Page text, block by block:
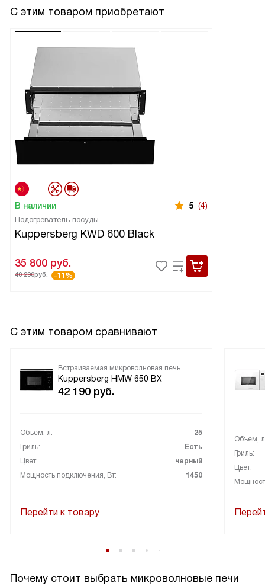
планирование готовки удобным, автоматические
программы помогают подобрать режим без лишних
мыслей. Детский замок дает спокойствие, когда в доме
маленькие дети — случайного включения не бывает.
Встраиваемый формат и левое открывание дверцы
упростили интеграцию в кухню. В общем, прибор
оправдал мои ожидания: он надежен, прост в управлении
и действительно экономит время при готовке.
Рекомендую тем, кто ценит удобство и результат без
лишних хлопот!
С этим товаром приобретают
В наличии 5 (4)
Подогреватель посуды
Kuppersberg KWD 600 Black
35 800 руб.
40 290руб. -11%
С этим товаром сравнивают
Встраиваемая микроволновая печь
Kuppersberg HMW 650 BX
42 190 руб.
Объем, л:
25
Гриль:
Есть
Цвет:
черный
Мощность подключения, Вт:
1450
Перейти к товару
Объем,
Гриль:
Цвет:
Почему стоит выбрать микроволновые печи